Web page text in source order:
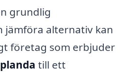
grundlig
jämföra alternativ kan
företag som erbjuder
till ett